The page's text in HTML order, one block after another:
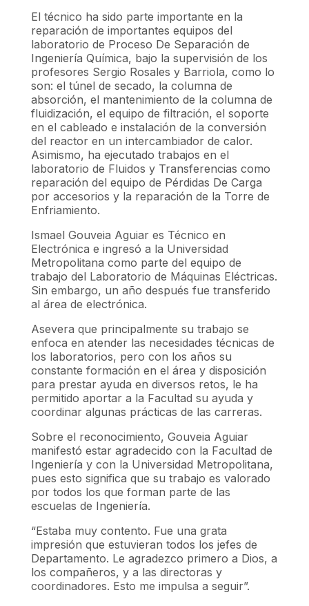
El técnico ha sido parte importante en la
reparación de importantes equipos del
laboratorio de Proceso De Separación de
Ingeniería Química, bajo la supervisión de los
profesores Sergio Rosales y Barriola, como lo
son: el túnel de secado, la columna de
absorción, el mantenimiento de la columna de
fluidización, el equipo de filtración, el soporte
en el cableado e instalación de la conversión
del reactor en un intercambiador de calor.
Asimismo, ha ejecutado trabajos en el
laboratorio de Fluidos y Transferencias como
reparación del equipo de Pérdidas De Carga
por accesorios y la reparación de la Torre de
Enfriamiento.
Ismael Gouveia Aguiar es Técnico en
Electrónica e ingresó a la Universidad
Metropolitana como parte del equipo de
trabajo del Laboratorio de Máquinas Eléctricas.
Sin embargo, un año después fue transferido
al área de electrónica.
Asevera que principalmente su trabajo se
enfoca en atender las necesidades técnicas de
los laboratorios, pero con los años su
constante formación en el área y disposición
para prestar ayuda en diversos retos, le ha
permitido aportar a la Facultad su ayuda y
coordinar algunas prácticas de las carreras.
Sobre el reconocimiento, Gouveia Aguiar
manifestó estar agradecido con la Facultad de
Ingeniería y con la Universidad Metropolitana,
pues esto significa que su trabajo es valorado
por todos los que forman parte de las
escuelas de Ingeniería.
“Estaba muy contento. Fue una grata
impresión que estuvieran todos los jefes de
Departamento. Le agradezco primero a Dios, a
los compañeros, y a las directoras y
coordinadores. Esto me impulsa a seguir”.